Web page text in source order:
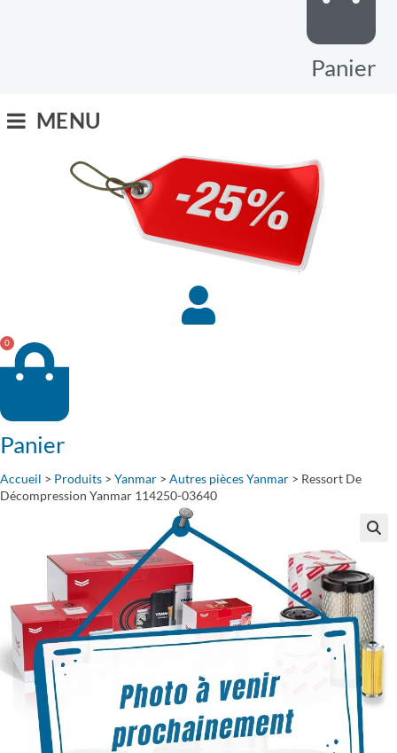
Panier
MENU
0
Panier
Accueil > Produits > Yanmar > Autres pièces Yanmar > Ressort De
Décompression Yanmar 114250-03640